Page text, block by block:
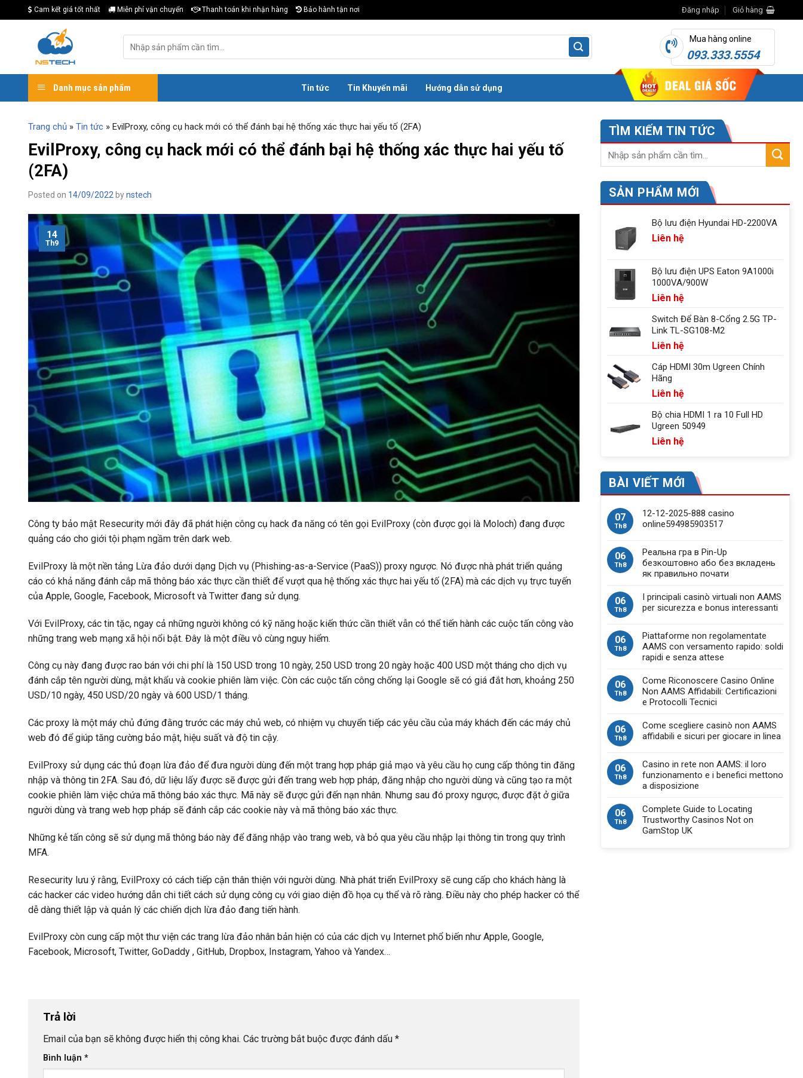
to
Cam kết giá tốt nhất Miễn phí vận chuyển Thanh toán khi nhận hàng Bảo hành tận nơi Đăng nhập Giỏ hàng
kiếm:
Mua hàng online
093.333.5554
Danh mục sản phẩm Tin tức Tin Khuyến mãi Hướng dẫn sử dụng
Trang chủ » Tin tức » EvilProxy, công cụ hack mới có thể đánh bại hệ thống xác thực hai yếu tố (2FA)
EvilProxy, công cụ hack mới có thể đánh bại hệ thống xác thực hai yếu tố
(2FA)
Posted on 14/09/2022 bynstech
14
Th9
Công ty bảo mật Resecurity mới đây đã phát hiện công cụ hack đa năng có tên gọi EvilProxy (còn được gọi là Moloch) đang được
quảng cáo cho giới tội phạm ngầm trên dark web.
EvilProxy là một nền tảng Lừa đảo dưới dạng Dịch vụ (Phishing-as-a-Service (PaaS)) proxy ngược. Nó được nhà phát triển quảng
cáo có khả năng đánh cắp mã thông báo xác thực cần thiết để vượt qua hệ thống xác thực hai yếu tố (2FA) mà các dịch vụ trực tuyến
của Apple, Google, Facebook, Microsoft và Twitter đang sử dụng.
Với EvilProxy, các tin tặc, ngay cả những người không có kỹ năng hoặc kiến thức cần thiết vẫn có thể tiến hành các cuộc tấn công vào
những trang web mạng xã hội nổi bật. Đây là một điều vô cùng nguy hiểm.
Công cụ này đang được rao bán với chi phí là 150 USD trong 10 ngày, 250 USD trong 20 ngày hoặc 400 USD một tháng cho dịch vụ
đánh cắp tên người dùng, mật khẩu và cookie phiên làm việc. Còn các cuộc tấn công chống lại Google sẽ có giá đắt hơn, khoảng 250
USD/10 ngày, 450 USD/20 ngày và 600 USD/1 tháng.
Các proxy là một máy chủ đứng đằng trước các máy chủ web, có nhiệm vụ chuyển tiếp các yêu cầu của máy khách đến các máy chủ
web đó để giúp tăng cường bảo mật, hiệu suất và độ tin cậy.
EvilProxy sử dụng các thủ đoạn lừa đảo để đưa người dùng đến một trang hợp pháp giả mạo và yêu cầu họ cung cấp thông tin đăng
nhập và thông tin 2FA. Sau đó, dữ liệu lấy được sẽ được gửi đến trang web hợp pháp, đăng nhập cho người dùng và cũng tạo ra một
cookie phiên làm việc chứa mã thông báo xác thực. Mã này sẽ được gửi đến nạn nhân. Nhưng sau đó proxy ngược, được đặt ở giữa
người dùng và trang web hợp pháp sẽ đánh cắp các cookie này và mã thông báo xác thực.
Những kẻ tấn công sẽ sử dụng mã thông báo này để đăng nhập vào trang web, và bỏ qua yêu cầu nhập lại thông tin trong quy trình
MFA.
Resecurity lưu ý rằng, EvilProxy có cách tiếp cận thân thiện với người dùng. Nhà phát triển EvilProxy sẽ cung cấp cho khách hàng là
các hacker các video hướng dẫn chi tiết cách sử dụng công cụ với giao diện đồ họa cụ thể và rõ ràng. Điều này cho phép hacker có thể
dễ dàng thiết lập và quản lý các chiến dịch lừa đảo đang tiến hành.
EvilProxy còn cung cấp một thư viện các trang lừa đảo nhân bản hiện có của các dịch vụ Internet phổ biến như Apple, Google,
Facebook, Microsoft, Twitter, GoDaddy , GitHub, Dropbox, Instagram, Yahoo và Yandex…
Trả lời
Email của bạn sẽ không được hiển thị công khai. Các trường bắt buộc được đánh dấu *
Bình luận *
TÌM KIẾM TIN TỨC
SẢN PHẨM MỚI
Bộ lưu điện Hyundai HD-2200VA
Liên hệ
Bộ lưu điện UPS Eaton 9A1000i
1000VA/900W
Liên hệ
Switch Để Bàn 8-Cổng 2.5G TP-
Link TL-SG108-M2
Liên hệ
Cáp HDMI 30m Ugreen Chính
Hãng
Liên hệ
Bộ chia HDMI 1 ra 10 Full HD
Ugreen 50949
Liên hệ
BÀI VIẾT MỚI
07
Th8
12-12-2025-888 casino
online594985903517
06
Th8
Реальна гра в Pin-Up
безкоштовно або без вкладень
як правильно почати
06
Th8
I principali casinò virtuali non AAMS
per sicurezza e bonus interessanti
06
Th8
Piattaforme non regolamentate
AAMS con versamento rapido: soldi
rapidi e senza attese
06
Th8
Come Riconoscere Casino Online
Non AAMS Affidabili: Certificazioni
e Protocolli Tecnici
06
Th8
Come scegliere casinò non AAMS
affidabili e sicuri per giocare in linea
06
Th8
Casino in rete non AAMS: il loro
funzionamento e i benefici mettono
a disposizione
06
Th8
Complete Guide to Locating
Trustworthy Casinos Not on
GamStop UK